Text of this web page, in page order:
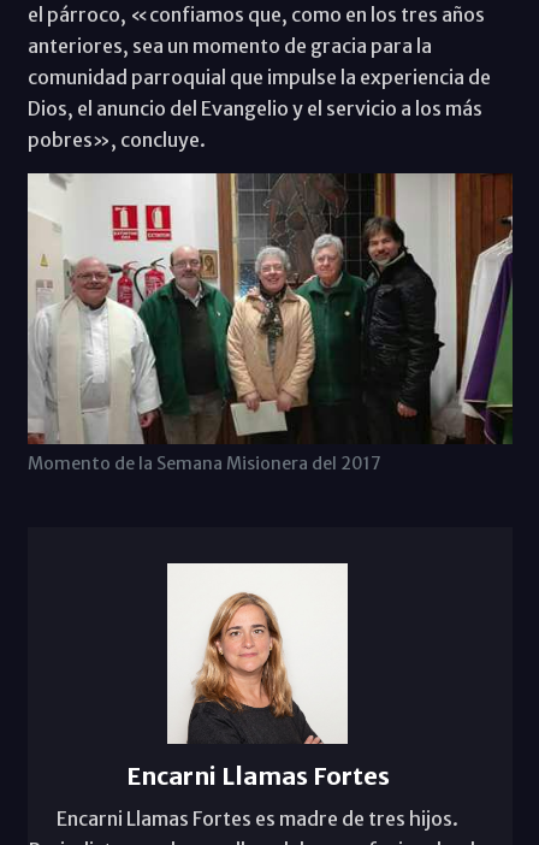
el párroco, «confiamos que, como en los tres años
anteriores, sea un momento de gracia para la
comunidad parroquial que impulse la experiencia de
Dios, el anuncio del Evangelio y el servicio a los más
pobres», concluye.
Momento de la Semana Misionera del 2017
Encarni Llamas Fortes
Encarni Llamas Fortes es madre de tres hijos.